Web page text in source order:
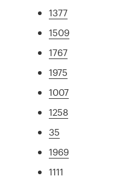
1377
1509
1767
1975
1007
1258
35
1969
1111